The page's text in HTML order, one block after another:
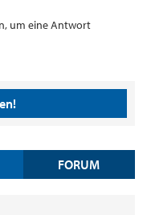
um eine Antwort
FORUM